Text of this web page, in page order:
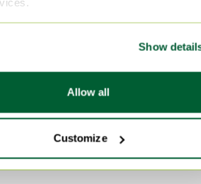
Show
Allow all
Customize
Beige Bancs de jardin